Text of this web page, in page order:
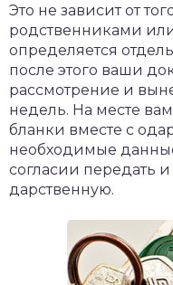
Это не зависит от
родственниками
определяется
после этого ваши
рассмотрение и
недель. На месте
бланки вместе с
необходимые
согласии передать
дарственную.